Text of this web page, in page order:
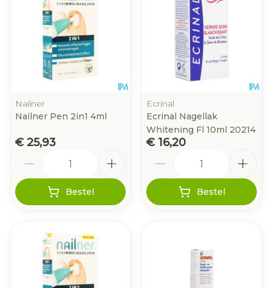
Nailner
Nailner Pen 2in1 4ml
€ 25,93
Bestel
Ecrinal
Ecrinal Nagellak
Whitening Fl 10ml 20214
€ 16,20
Bestel